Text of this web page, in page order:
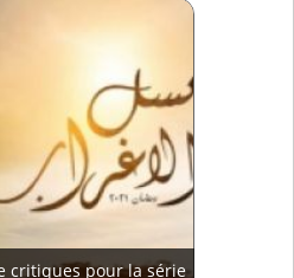
critiques pour la série